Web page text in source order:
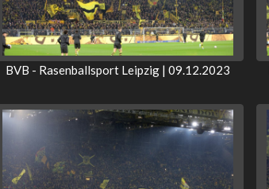
BVB - Rasenballsport Leipzig | 09.12.2023